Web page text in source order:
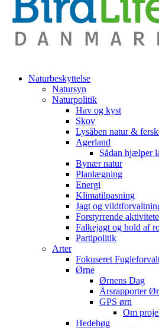
Naturbeskyttelse
Natursyn
Naturpolitik
Hav og kyst
Skov
Lysåben natur &
Agerland
Sådan hjælper
Bynær natur
Planlægning
Energi
Klimatilpasning
Jagt og
Forstyrrende
Falkejagt og hold af
Partipolitik
Arter
Fokuseret
Ørne
Ørnens Dag
Årsrapporter
GPS ørn
Om
Hedehøg